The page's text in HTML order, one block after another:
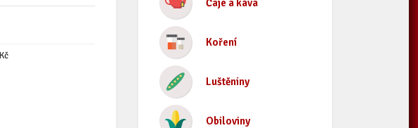
Čaje a káva
Koření
Luštěniny
Obiloviny